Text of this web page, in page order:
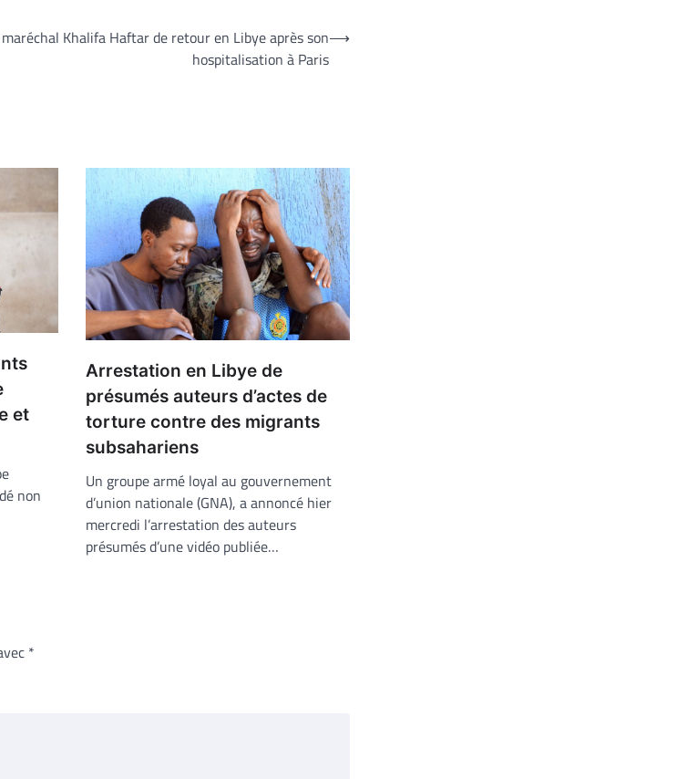
Khalifa Haftar de retour en Libye après son
hospitalisation à Paris
⟶
et
non
Arrestation en Libye de
présumés auteurs d’actes de
torture contre des migrants
subsahariens
Un groupe armé loyal au gouvernement
d’union nationale (GNA), a annoncé hier
mercredi l’arrestation des auteurs
présumés d’une vidéo publiée…
*